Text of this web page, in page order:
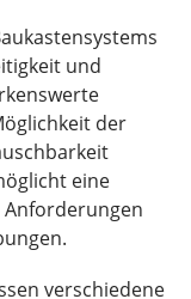
und
der
eine
Anforderungen
verschiedene